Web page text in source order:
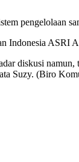
Indonesia ASRI
diskusi
Suzy. (Biro